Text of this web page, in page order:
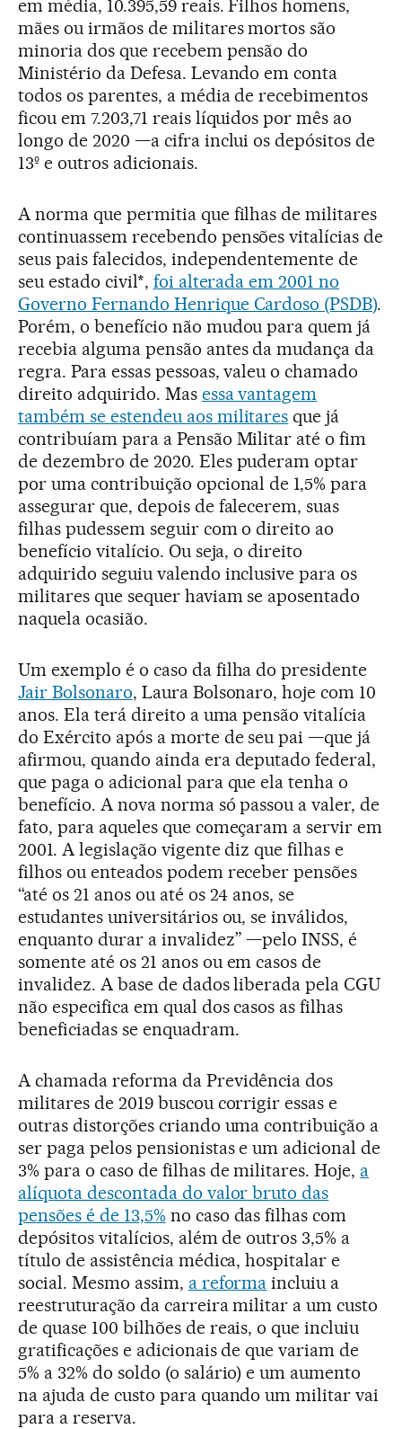
em média, 10.395,59 reais. Filhos homens,
mães ou irmãos de militares mortos são
minoria dos que recebem pensão do
Ministério da Defesa. Levando em conta
todos os parentes, a média de recebimentos
ficou em 7.203,71 reais líquidos por mês ao
longo de 2020 —a cifra inclui os depósitos de
13º e outros adicionais.
A norma que permitia que filhas de militares
continuassem recebendo pensões vitalícias de
seus pais falecidos, independentemente de
seu estado civil*, foi alterada em 2001 no
Governo Fernando Henrique Cardoso (PSDB).
Porém, o benefício não mudou para quem já
recebia alguma pensão antes da mudança da
regra. Para essas pessoas, valeu o chamado
direito adquirido. Mas essa vantagem
também se estendeu aos militares que já
contribuíam para a Pensão Militar até o fim
de dezembro de 2020. Eles puderam optar
por uma contribuição opcional de 1,5% para
assegurar que, depois de falecerem, suas
filhas pudessem seguir com o direito ao
benefício vitalício. Ou seja, o direito
adquirido seguiu valendo inclusive para os
militares que sequer haviam se aposentado
naquela ocasião.
Um exemplo é o caso da filha do presidente
Jair Bolsonaro, Laura Bolsonaro, hoje com 10
anos. Ela terá direito a uma pensão vitalícia
do Exército após a morte de seu pai —que já
afirmou, quando ainda era deputado federal,
que paga o adicional para que ela tenha o
benefício. A nova norma só passou a valer, de
fato, para aqueles que começaram a servir em
2001. A legislação vigente diz que filhas e
filhos ou enteados podem receber pensões
“até os 21 anos ou até os 24 anos, se
estudantes universitários ou, se inválidos,
enquanto durar a invalidez” —pelo INSS, é
somente até os 21 anos ou em casos de
invalidez. A base de dados liberada pela CGU
não especifica em qual dos casos as filhas
beneficiadas se enquadram.
A chamada reforma da Previdência dos
militares de 2019 buscou corrigir essas e
outras distorções criando uma contribuição a
ser paga pelos pensionistas e um adicional de
3% para o caso de filhas de militares. Hoje, a
alíquota descontada do valor bruto das
pensões é de 13,5% no caso das filhas com
depósitos vitalícios, além de outros 3,5% a
título de assistência médica, hospitalar e
social. Mesmo assim, a reforma incluiu a
reestruturação da carreira militar a um custo
de quase 100 bilhões de reais, o que incluiu
gratificações e adicionais de que variam de
5% a 32% do soldo (o salário) e um aumento
na ajuda de custo para quando um militar vai
para a reserva.